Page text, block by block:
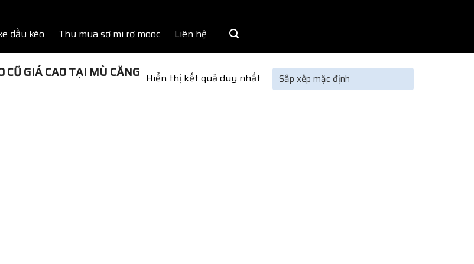
đầu kéo Thu mua sơ mi rơ mooc Liên hệ
GIÁ CAO TẠI MÙ CĂNG Hiển thị kết quả duy nhất